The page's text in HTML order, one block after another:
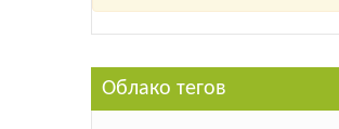
Облако тегов